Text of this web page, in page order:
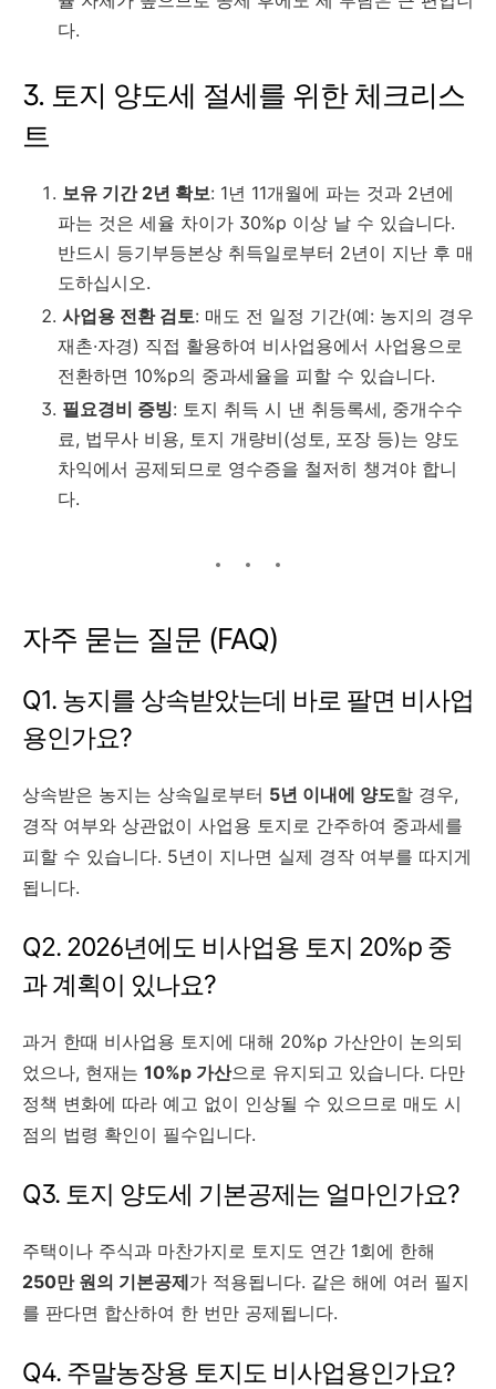
다.
3. 토지 양도세 절세를 위한 체크리스
트
보유 기간 2년 확보: 1년 11개월에 파는 것과 2년에
파는 것은 세율 차이가 30%p 이상 날 수 있습니다.
반드시 등기부등본상 취득일로부터 2년이 지난 후 매
도하십시오.
사업용 전환 검토: 매도 전 일정 기간(예: 농지의 경우
재촌·자경) 직접 활용하여 비사업용에서 사업용으로
전환하면 10%p의 중과세율을 피할 수 있습니다.
필요경비 증빙: 토지 취득 시 낸 취등록세, 중개수수
료, 법무사 비용, 토지 개량비(성토, 포장 등)는 양도
차익에서 공제되므로 영수증을 철저히 챙겨야 합니
다.
자주 묻는 질문 (FAQ)
Q1. 농지를 상속받았는데 바로 팔면 비사업
용인가요?
상속받은 농지는 상속일로부터 5년 이내에 양도할 경우,
경작 여부와 상관없이 사업용 토지로 간주하여 중과세를
피할 수 있습니다. 5년이 지나면 실제 경작 여부를 따지게
됩니다.
Q2. 2026년에도 비사업용 토지 20%p 중
과 계획이 있나요?
과거 한때 비사업용 토지에 대해 20%p 가산안이 논의되
었으나, 현재는 10%p 가산으로 유지되고 있습니다. 다만
정책 변화에 따라 예고 없이 인상될 수 있으므로 매도 시
점의 법령 확인이 필수입니다.
Q3. 토지 양도세 기본공제는 얼마인가요?
주택이나 주식과 마찬가지로 토지도 연간 1회에 한해
250만 원의 기본공제가 적용됩니다. 같은 해에 여러 필지
를 판다면 합산하여 한 번만 공제됩니다.
Q4. 주말농장용 토지도 비사업용인가요?